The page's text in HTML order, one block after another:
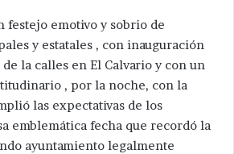
festejo emotivo y sobrio de
y estatales , con inauguración
la calles en El Calvario y con un
, por la noche, con la
las expectativas de los
emblemática fecha que recordó la
ayuntamiento legalmente